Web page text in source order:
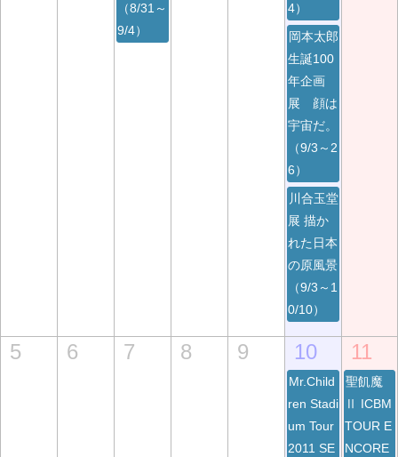
（8/31～
9/4）
聖飢魔
Ⅱ ICBM
TOUR E
NCORE
Mr.Child
ren Stadi
um Tour
2011 SE
岡本太郎
生誕100
年企画
展 顔は
宇宙だ。
（9/3～2
6）
4）
川合玉堂
展 描か
れた日本
の原風景
（9/3～1
0/10）
5 6 7 8 9 10 11